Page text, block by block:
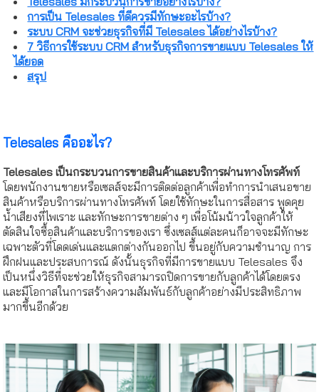
การเป็น Telesales ที่ดีควรมีทักษะอะไรบ้าง?
ระบบ CRM จะช่วยธุรกิจที่มี Telesales ได้อย่างไรบ้าง?
7 วิธีการใช้ระบบ CRM สำหรับธุรกิจการขายแบบ Telesales ให้
ได้ยอด
สรุป
Telesales คืออะไร?
Telesales เป็นกระบวนการขายสินค้าและบริการผ่านทางโทรศัพท์
โดยพนักงานขายหรือเซลส์จะมีการติดต่อลูกค้าเพื่อทำการนำเสนอขาย
สินค้าหรือบริการผ่านทางโทรศัพท์ โดยใช้ทักษะในการสื่อสาร พูดคุย
น้ำเสียงที่ไพเราะ และทักษะการขายต่าง ๆ เพื่อโน้มน้าวใจลูกค้าให้
ตัดสินใจซื้อสินค้าและบริการของเรา ซึ่งเซลส์แต่ละคนก็อาจจะมีทักษะ
เฉพาะตัวที่โดดเด่นและแตกต่างกันออกไป ขึ้นอยู่กับความชำนาญ การ
ฝึกฝนและประสบการณ์ ดังนั้นธุรกิจที่มีการขายแบบ Telesales จึง
เป็นหนึ่งวิธีที่จะช่วยให้ธุรกิจสามารถปิดการขายกับลูกค้าได้โดยตรง
และมีโอกาสในการสร้างความสัมพันธ์กับลูกค้าอย่างมีประสิทธิภาพ
มากขึ้นอีกด้วย